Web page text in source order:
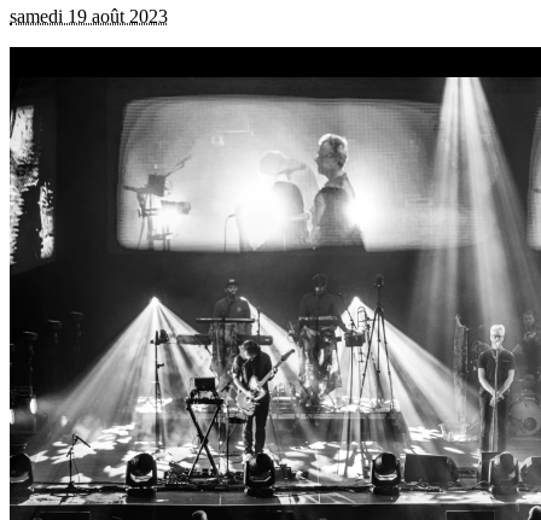
samedi 19 août 2023